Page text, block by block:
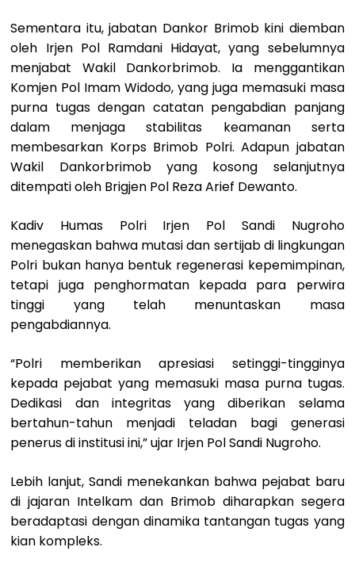
Sementara itu, jabatan Dankor Brimob kini diemban
oleh Irjen Pol Ramdani Hidayat, yang sebelumnya
menjabat Wakil Dankorbrimob. Ia menggantikan
Komjen Pol Imam Widodo, yang juga memasuki masa
purna tugas dengan catatan pengabdian panjang
dalam menjaga stabilitas keamanan serta
membesarkan Korps Brimob Polri. Adapun jabatan
Wakil Dankorbrimob yang kosong selanjutnya
ditempati oleh Brigjen Pol Reza Arief Dewanto.
Kadiv Humas Polri Irjen Pol Sandi Nugroho
menegaskan bahwa mutasi dan sertijab di lingkungan
Polri bukan hanya bentuk regenerasi kepemimpinan,
tetapi juga penghormatan kepada para perwira
tinggi yang telah menuntaskan masa
pengabdiannya.
“Polri memberikan apresiasi setinggi-tingginya
kepada pejabat yang memasuki masa purna tugas.
Dedikasi dan integritas yang diberikan selama
bertahun-tahun menjadi teladan bagi generasi
penerus di institusi ini,” ujar Irjen Pol Sandi Nugroho.
Lebih lanjut, Sandi menekankan bahwa pejabat baru
di jajaran Intelkam dan Brimob diharapkan segera
beradaptasi dengan dinamika tantangan tugas yang
kian kompleks.